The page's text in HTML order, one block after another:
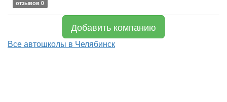
отзывов 0
Добавить компанию
Все автошколы в Челябинск